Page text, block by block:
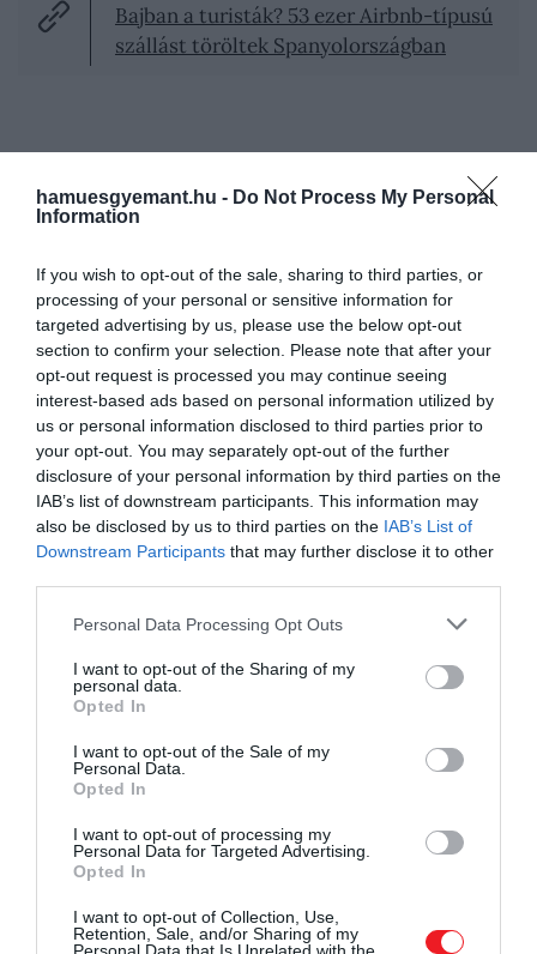
hamuesgyemant.hu - Do Not Process My Personal
Information
If you wish to opt-out of the sale, sharing to third parties, or
processing of your personal or sensitive information for
targeted advertising by us, please use the below opt-out
section to confirm your selection. Please note that after your
opt-out request is processed you may continue seeing
interest-based ads based on personal information utilized by
us or personal information disclosed to third parties prior to
your opt-out. You may separately opt-out of the further
disclosure of your personal information by third parties on the
IAB’s list of downstream participants. This information may
also be disclosed by us to third parties on the IAB’s List of
Downstream Participants that may further disclose it to other
Please note that this website/app uses one or more Google
not limited to your visit or usage behaviour. You may click to
grant or deny consent to Google and its third-party tags to
use your data for below specified purposes in below Google
consent section.
Personal Data Processing Opt Outs
I want to opt-out of the Sharing of my
personal data.
Opted In
I want to opt-out of the Sale of my
Personal Data.
Opted In
I want to opt-out of processing my
Personal Data for Targeted Advertising.
Opted In
I want to opt-out of Collection, Use,
Retention, Sale, and/or Sharing of my
Bajban a turisták? 53 ezer Airbnb-típusú
szállást töröltek Spanyolországban
mondta, hogy örömét leli a mindennapokban, és
úgy érzi, a körülötte élő emberek is pozitívan állnak
tapasztalható boldogságérzet az utóbbi időben
kifejezetten nőtt. Összességében a válaszadók
százalékavallotta, hogy a város boldoggá teszi
őket.
Nem ez volt azonban az egyetlen spanyol város,
amely felkerült a listára:Valenciaa negyedik,
Madridpedig a tizedik lett. Különösen figyelemre
méltó Bilbao, amely a hetedik helyet szerezte meg,
és ahol a megkérdezettek 100 százalékamondta
azt, hogy elégedettnek érzi magát.